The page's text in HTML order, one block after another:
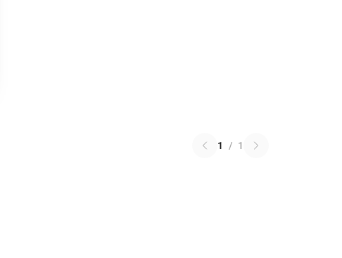
1 / 1